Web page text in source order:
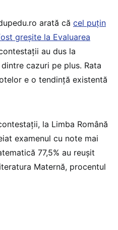
arată că cel puțin
greșite la Evaluarea
au dus la
cazuri pe plus. Rata
e o tendință existentă
la Limba Română
examenul cu note mai
77,5% au reușit
Maternă, procentul